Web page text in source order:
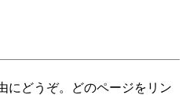
にどうぞ。どのページをリン